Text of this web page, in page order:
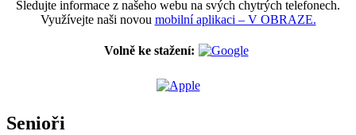
Sledujte informace z našeho webu na svých chytrých telefonech.
Využívejte naši novou mobilní aplikaci – V OBRAZE.
Volně ke stažení:
Senioři